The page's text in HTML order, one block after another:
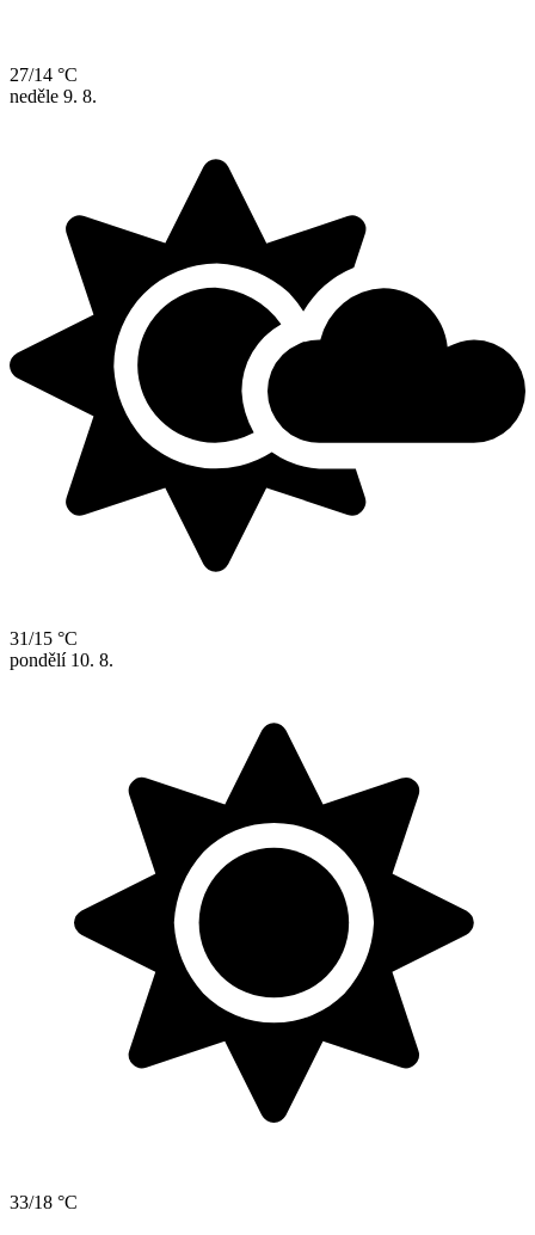
27/14 °C
neděle 9. 8.
31/15 °C
pondělí 10. 8.
33/18 °C